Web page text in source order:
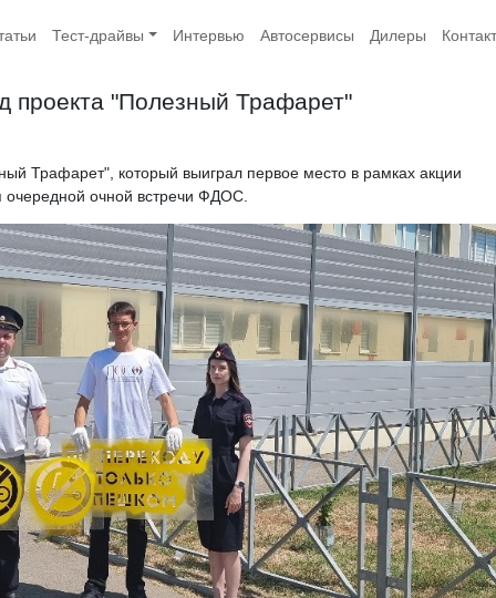
Тест-драйвы Интервью Автосервисы Дилеры
проекта "Полезный Трафарет"
Трафарет", который выиграл первое место в рамках акции
очередной очной встречи ФДОС.